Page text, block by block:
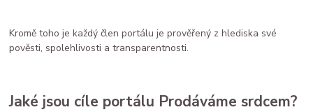
Kromě toho je každý člen portálu je prověřený z hlediska své
pověsti, spolehlivosti a transparentnosti.
Jaké jsou cíle portálu Prodáváme srdcem?